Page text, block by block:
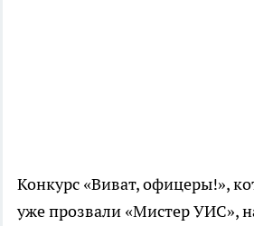
Конкурс «Виват, офицеры!»,
уже прозвали «Мистер УИС»,